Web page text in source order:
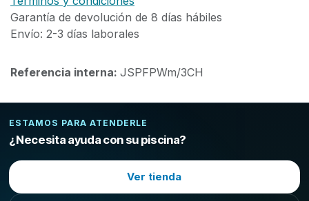
Garantía de devolución de 8 días hábiles
Envío: 2-3 días laborales
Referencia interna: JSPFPWm/3CH
ESTAMOS PARA ATENDERLE
¿Necesita ayuda con su piscina?
Ver tienda